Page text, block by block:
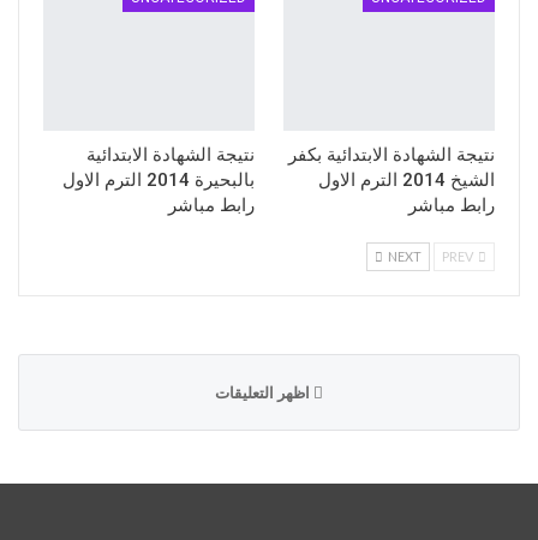
نتيجة الشهادة الابتدائية بكفر
الشيخ 2014 الترم الاول
رابط مباشر
نتيجة الشهادة الابتدائية
بالبحيرة 2014 الترم الاول
رابط مباشر
NEXT
اظهر التعليقات